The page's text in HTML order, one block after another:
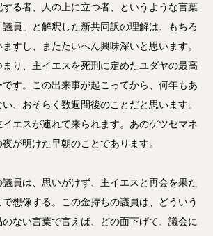
る者、人の上に立つ者、というような言葉
員」と解釈した新共同訳の理解は、もちろ
すし、またたいへん興味深いと思います。
り、主イエスを死刑に定めたユダヤの最高
す。この出来事が起こってから、何年もあ
、おそらく数週間後のことだと思います。
イエスが連れて来られます。あのゲツセマネ
が明けた早朝のことであります。
員は、思いがけず、主イエスと再会を果た
想像する。この金持ちの議員は、どういう
ない言葉で言えば、どの面下げて、議会に